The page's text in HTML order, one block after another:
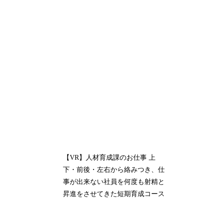
【VR】人材育成課のお仕事 上
下・前後・左右から絡みつき、仕
事が出来ない社員を何度も射精と
昇進をさせてきた短期育成コース